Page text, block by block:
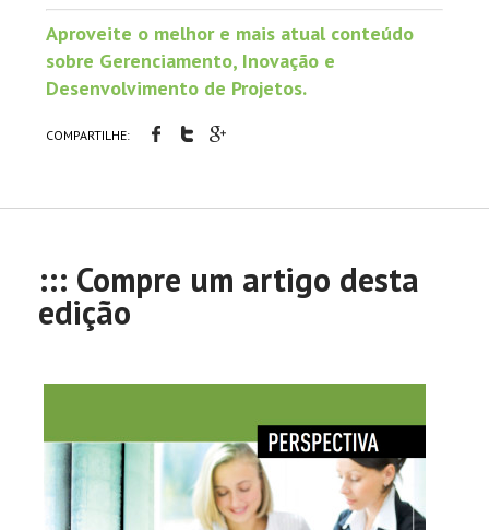
Aproveite o melhor e mais atual conteúdo
sobre Gerenciamento, Inovação e
Desenvolvimento de Projetos.
COMPARTILHE:
::: Compre um artigo desta
edição